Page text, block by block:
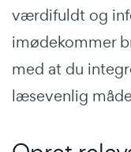
værdifuldt og
imødekommer
med at du
læsevenlig